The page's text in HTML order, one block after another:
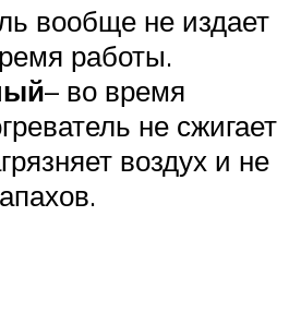
вообще не издает
работы.
– во время
не сжигает
воздух и не